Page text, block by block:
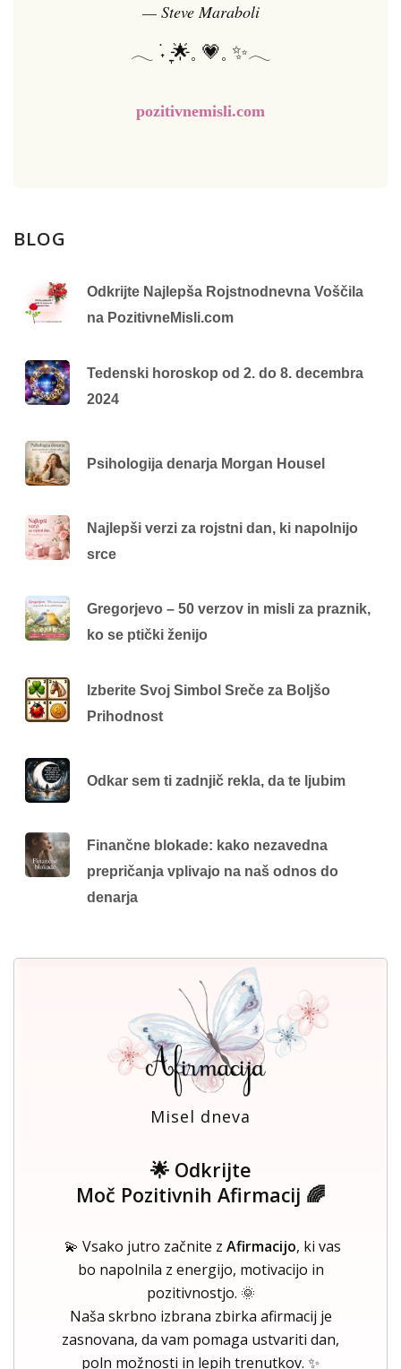
— Steve Maraboli
𓂃 ࣪˖ ִֶָ🌟𓈒 💗𓈒 ✨𓂃
pozitivnemisli.com
BLOG
Odkrijte Najlepša Rojstnodnevna Voščila
na PozitivneMisli.com
Tedenski horoskop od 2. do 8. decembra
2024
Psihologija denarja Morgan Housel
Najlepši verzi za rojstni dan, ki napolnijo
srce
Gregorjevo – 50 verzov in misli za praznik,
ko se ptički ženijo
Izberite Svoj Simbol Sreče za Boljšo
Prihodnost
Odkar sem ti zadnjič rekla, da te ljubim
Finančne blokade: kako nezavedna
prepričanja vplivajo na naš odnos do
denarja
Misel dneva
🌟 Odkrijte
Moč Pozitivnih Afirmacij 🌈
💫 Vsako jutro začnite z Afirmacijo, ki vas
bo napolnila z energijo, motivacijo in
pozitivnostjo. 🌞
Naša skrbno izbrana zbirka afirmacij je
zasnovana, da vam pomaga ustvariti dan,
poln možnosti in lepih trenutkov. ✨